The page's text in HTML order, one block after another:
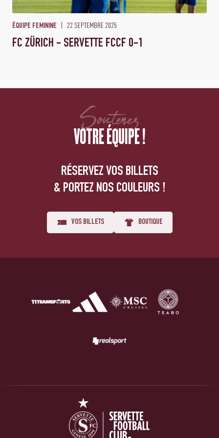
ÉQUIPE FEMININE 22 SEPTEMBRE 2025
FC ZÜRICH - SERVETTE FCCF 0-1
Soutenez
VOTRE ÉQUIPE !
RÉSERVEZ VOS BILLETS
& PORTEZ NOS COULEURS !
VOS BILLETS BOUTIQUE